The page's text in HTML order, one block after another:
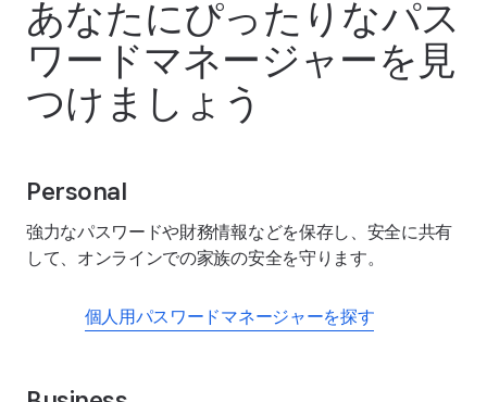
あなたにぴったりなパス
ワードマネージャーを見
つけましょう
Personal
強力なパスワードや財務情報などを保存し、安全に共有
して、オンラインでの家族の安全を守ります。
個人用パスワードマネージャーを探す